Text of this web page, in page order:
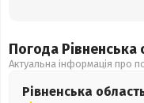
Погода Рівненська
Актуальна інформація про
Рівненська